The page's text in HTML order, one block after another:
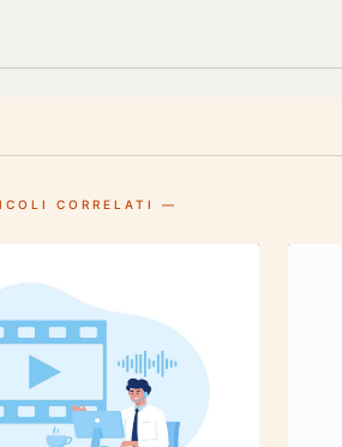
CORRELATI —